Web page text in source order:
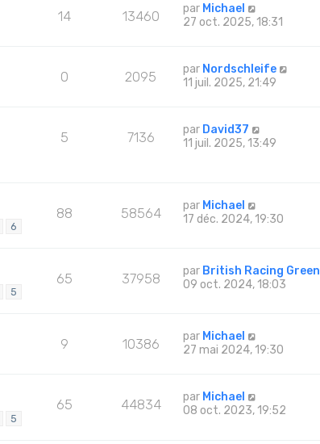
14 13460 par Michael
27 oct. 2025, 18:31
0 2095 par Nordschleife
11 juil. 2025, 21:49
5 7136 par David37
11 juil. 2025, 13:49
6
88 58564 par Michael
17 déc. 2024, 19:30
5
65 37958 par British Racing Green
09 oct. 2024, 18:03
9 10386 par Michael
27 mai 2024, 19:30
5
65 44834 par Michael
08 oct. 2023, 19:52